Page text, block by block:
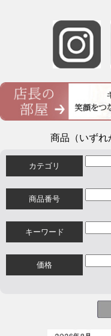
商品（いずれ
カテゴリ
商品番号
キーワード
価格